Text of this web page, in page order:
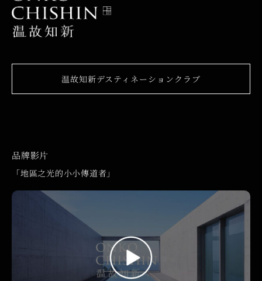
温故知新デスティネーションクラブ
品牌影片
「地區之光的小小傳道者」